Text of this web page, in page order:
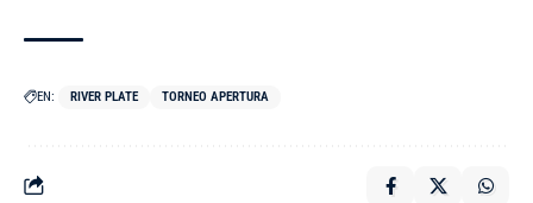
EN: RIVER PLATE TORNEO APERTURA